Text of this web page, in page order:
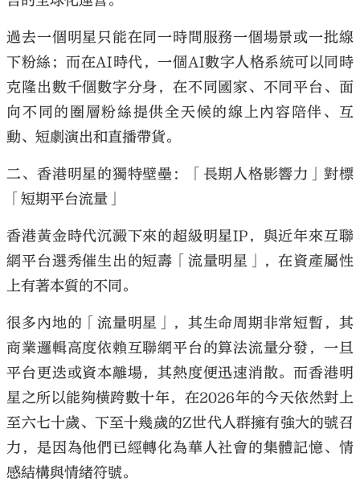
過去一個明星只能在同一時間服務一個場景或一批線
下粉絲；而在AI時代，一個AI數字人格系統可以同時
克隆出數千個數字分身，在不同國家、不同平台、面
向不同的圈層粉絲提供全天候的線上內容陪伴、互
動、短劇演出和直播帶貨。
二、香港明星的獨特壁壘：「長期人格影響力」對標
「短期平台流量」
香港黃金時代沉澱下來的超級明星IP，與近年來互聯
網平台選秀催生出的短壽「流量明星」，在資產屬性
上有著本質的不同。
很多內地的「流量明星」，其生命周期非常短暫，其
商業邏輯高度依賴互聯網平台的算法流量分發，一旦
平台更迭或資本離場，其熱度便迅速消散。而香港明
星之所以能夠橫跨數十年，在2026年的今天依然對上
至六七十歲、下至十幾歲的Z世代人群擁有強大的號召
力，是因為他們已經轉化為華人社會的集體記憶、情
感結構與情緒符號。